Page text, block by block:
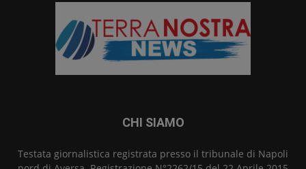
CHI SIAMO
Testata giornalistica registrata presso il tribunale di Napoli